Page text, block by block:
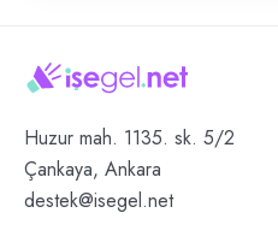
Huzur mah. 1135. sk. 5/2
Çankaya, Ankara
destek@isegel.net